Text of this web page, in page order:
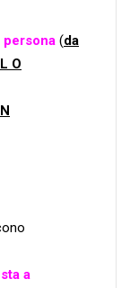
persona (da
O
a